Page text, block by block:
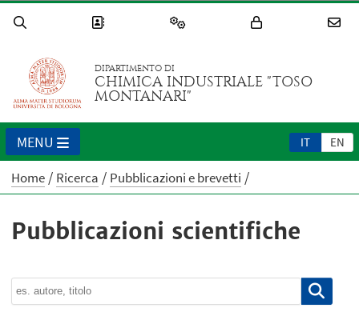
DIPARTIMENTO DI
CHIMICA INDUSTRIALE "TOSO
MONTANARI"
IT EN
MENU
Home Ricerca Pubblicazioni e brevetti
Pubblicazioni scientifiche